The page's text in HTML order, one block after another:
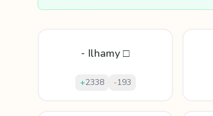
⁃ Ilhamy □
+2338 -193